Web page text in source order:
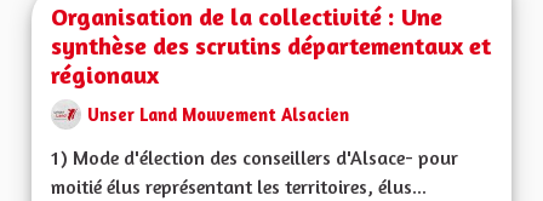
Organisation de la collectivité : Une
synthèse des scrutins départementaux et
régionaux
Unser Land Mouvement Alsacien
1) Mode d'élection des conseillers d'Alsace- pour
moitié élus représentant les territoires, élus...